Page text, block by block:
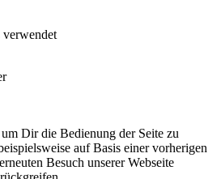
Dir die Bedienung der Seite zu
auf Basis einer vorherigen
Besuch unserer Webseite